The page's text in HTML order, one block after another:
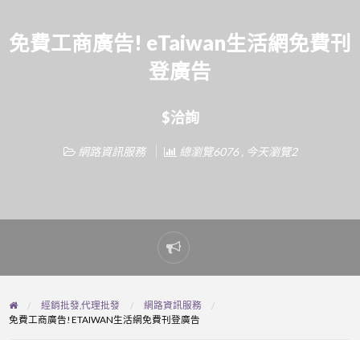
免費工商廣告! eTaiwan生活網免費刊
登廣告
$洽詢
網路資訊服務 總瀏覽6076 , 今天瀏覽2
Report
problem
經銷批發,代理批發
網路資訊服務
免費工商廣告! ETAIWAN生活網免費刊登廣告